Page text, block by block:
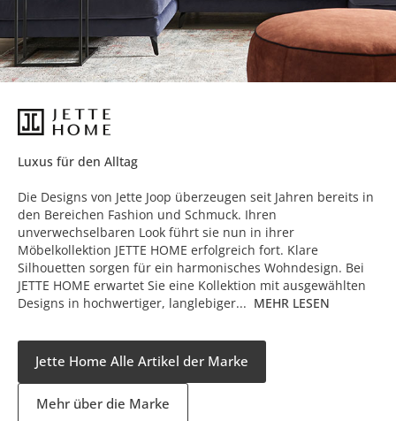
Luxus für den Alltag
Die Designs von Jette Joop überzeugen seit Jahren bereits in
den Bereichen Fashion und Schmuck. Ihren
unverwechselbaren Look führt sie nun in ihrer
Möbelkollektion JETTE HOME erfolgreich fort. Klare
Silhouetten sorgen für ein harmonisches Wohndesign. Bei
JETTE HOME erwartet Sie eine Kollektion mit ausgewählten
Designs in hochwertiger, langlebiger... MEHR LESEN
Jette Home Alle Artikel der Marke
Mehr über die Marke